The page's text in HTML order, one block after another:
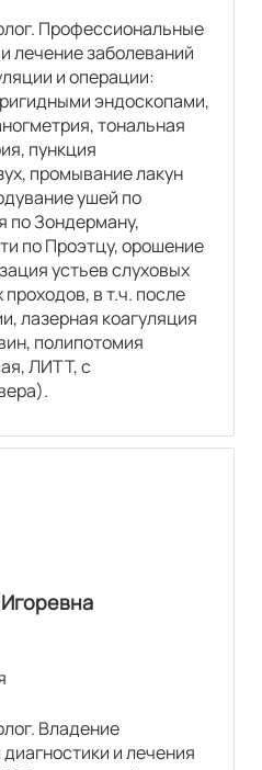
Профессиональные
лечение заболеваний
и операции:
эндоскопами,
тональная
пункция
промывание лакун
ушей по
по Зондерману,
по Проэтцу, орошение
устьев слуховых
в т.ч. после
лазерная коагуляция
полипотомия
ЛИТТ, с
Владение
и лечения